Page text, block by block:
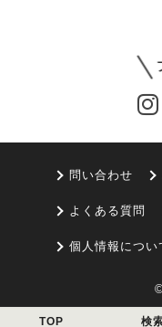
問い合わせ
よくある質問
個人情報につい
TOP 検